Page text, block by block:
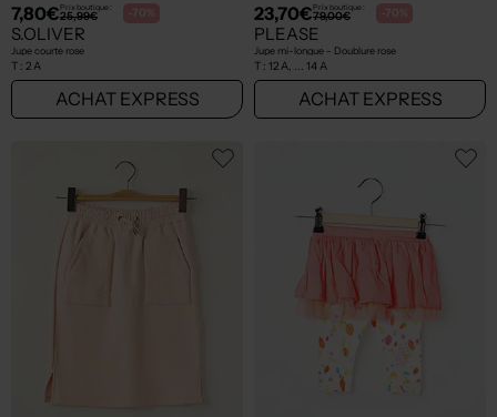
7,80€Prix boutique :
25,99€ -70%
S.OLIVER
Jupe courte rose
T : 2 A
ACHAT EXPRESS
23,70€Prix boutique :
79,00€ -70%
PLEASE
Jupe mi-longue - Doublure rose
T : 12 A, ... 14 A
ACHAT EXPRESS